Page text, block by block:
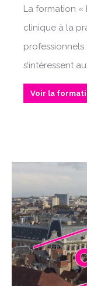
La formation «
clinique à la
professionnels
s’intéressent
Voir la